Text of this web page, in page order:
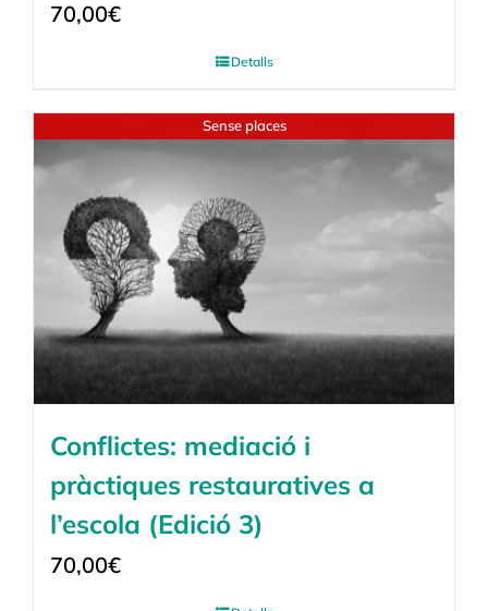
70,00€
Detalls
Sense places
Conflictes: mediació i
pràctiques restauratives a
l’escola (Edició 3)
70,00€